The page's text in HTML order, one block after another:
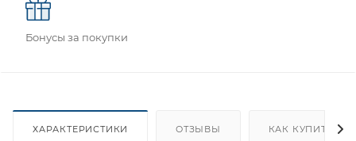
Бонусы за покупки
ХАРАКТЕРИСТИКИ ОТЗЫВЫ КАК КУПИТЬ